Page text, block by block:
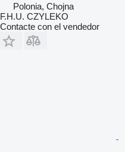
Polonia, Chojna
F.H.U. CZYLEKO
Contacte con el vendedor